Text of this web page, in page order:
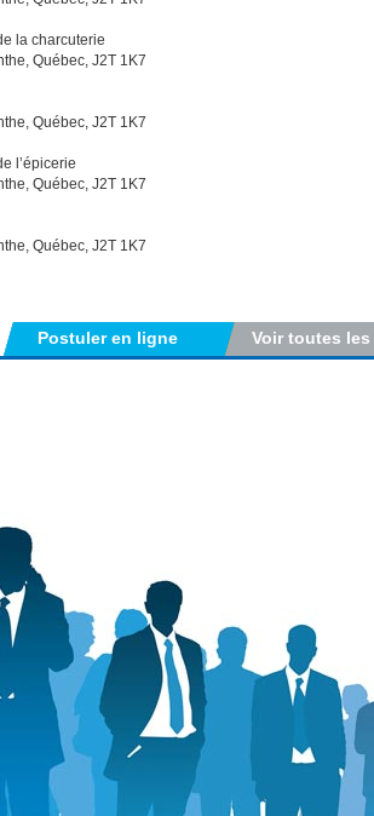
la charcuterie
Québec, J2T 1K7
Québec, J2T 1K7
l’épicerie
Québec, J2T 1K7
Québec, J2T 1K7
Voir toutes
Postuler en ligne